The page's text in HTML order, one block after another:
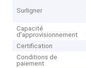
Surligner
Capacité
d'approvisionnement
Certification
Conditions de
paiement